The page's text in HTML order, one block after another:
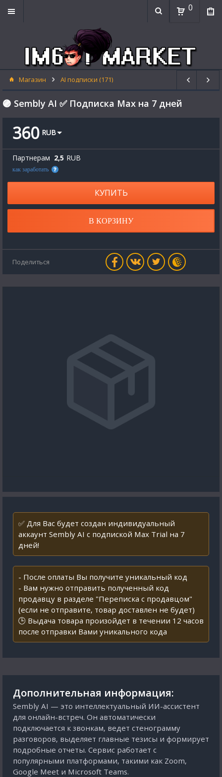
0
Магазин AI подписки (171)
🟣 Sembly AI ✅ Подписка Max на 7 дней
360 RUB
Партнерам 2,5 RUB
как заработать
КУПИТЬ
В КОРЗИНУ
Поделиться
✅ Для Вас будет создан индивидуальный
аккаунт Sembly AI с подпиской Max Trial на 7
дней!
- После оплаты Вы получите уникальный код
- Вам нужно отправить полученный код
продавцу в разделе "Переписка с продавцом"
(если не отправите, товар доставлен не будет)
🕒 Выдача товара произойдет в течении 12 часов
после отправки Вами уникального кода
Дополнительная информация:
Sembly AI — это интеллектуальный ИИ-ассистент
для онлайн-встреч. Он автоматически
подключается к звонкам, ведет стенограмму
разговоров, выделяет главные тезисы и формирует
подробные отчеты. Сервис работает с
популярными платформами, такими как Zoom,
Google Meet и Microsoft Teams.